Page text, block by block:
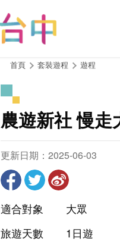
首頁 套裝遊程 遊程
農遊新社 慢走
更新日期：2025-06-03
適合對象
大眾
旅遊天數
1日遊